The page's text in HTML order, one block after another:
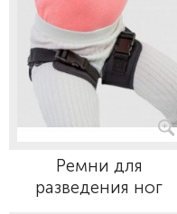
Ремни для
разведения ног